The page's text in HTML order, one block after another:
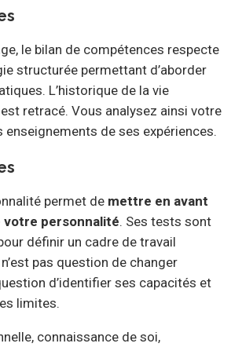
le bilan de compétences respecte
structurée permettant d’aborder
L’historique de la vie
retracé. Vous analysez ainsi votre
enseignements de ses expériences.
permet de mettre en avant
votre personnalité. Ses tests sont
définir un cadre de travail
pas question de changer
d’identifier ses capacités et
limites.
connaissance de soi,